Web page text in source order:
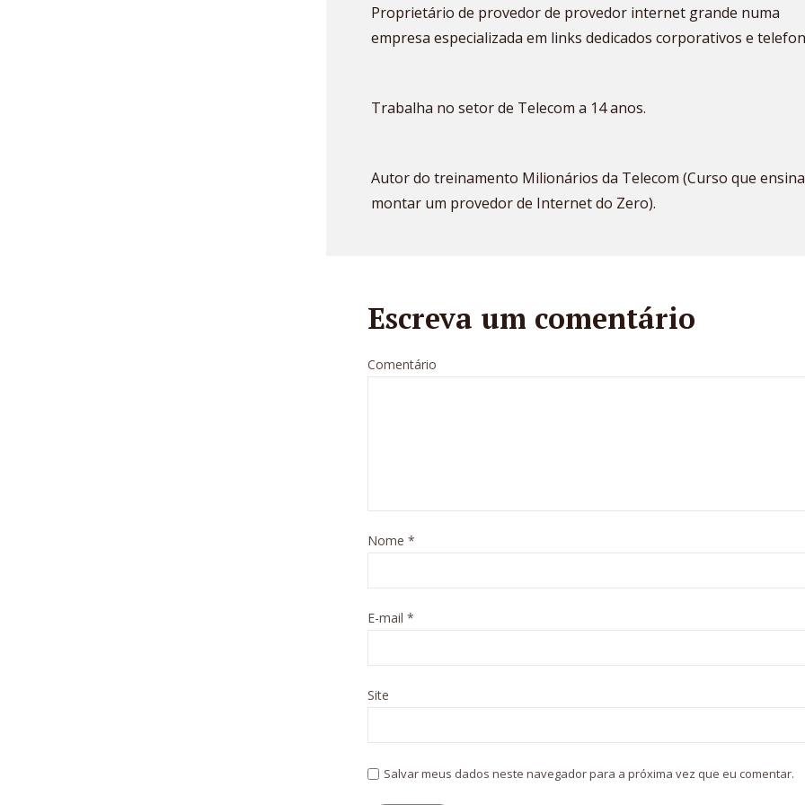
Proprietário de provedor de provedor internet grande numa
empresa especializada em links dedicados corporativos e
Trabalha no setor de Telecom a 14 anos.
Autor do treinamento Milionários da Telecom (Curso que
montar um provedor de Internet do Zero).
Escreva um comentário
Comentário
Nome *
E-mail *
Site
Salvar meus dados neste navegador para a próxima vez que eu comentar.